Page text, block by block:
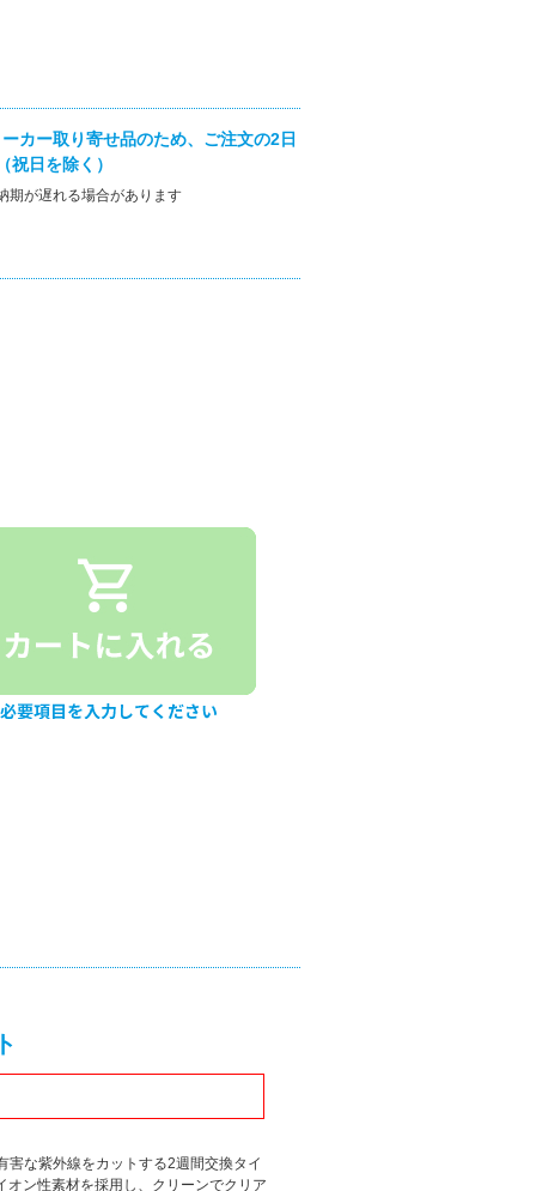
カー取り寄せ品のため、ご注文の2日
祝日を除く）
期が遅れる場合があります
害な紫外線をカットする2週間交換タイ
ン性素材を採用し、クリーンでクリア